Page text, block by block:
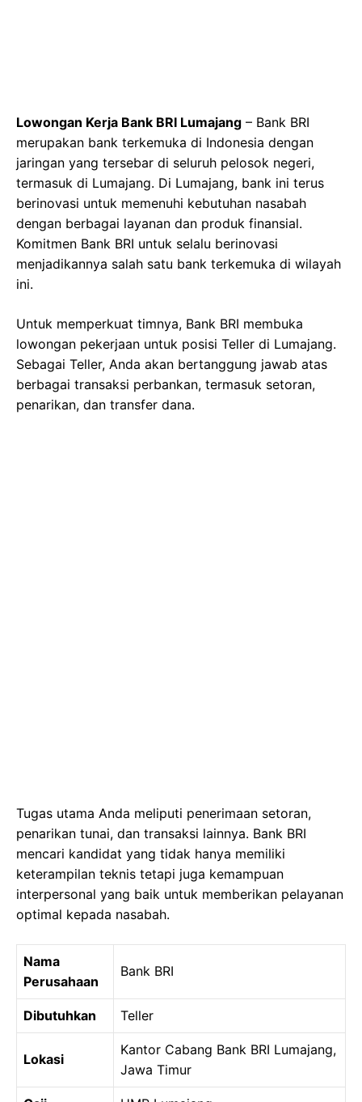
Lowongan Kerja Bank BRI Lumajang – Bank BRI
merupakan bank terkemuka di Indonesia dengan
jaringan yang tersebar di seluruh pelosok negeri,
termasuk di Lumajang. Di Lumajang, bank ini terus
berinovasi untuk memenuhi kebutuhan nasabah
dengan berbagai layanan dan produk finansial.
Komitmen Bank BRI untuk selalu berinovasi
menjadikannya salah satu bank terkemuka di wilayah
ini.
Untuk memperkuat timnya, Bank BRI membuka
lowongan pekerjaan untuk posisi Teller di Lumajang.
Sebagai Teller, Anda akan bertanggung jawab atas
berbagai transaksi perbankan, termasuk setoran,
penarikan, dan transfer dana.
Tugas utama Anda meliputi penerimaan setoran,
penarikan tunai, dan transaksi lainnya. Bank BRI
mencari kandidat yang tidak hanya memiliki
keterampilan teknis tetapi juga kemampuan
interpersonal yang baik untuk memberikan pelayanan
optimal kepada nasabah.
Nama
Perusahaan
Bank BRI
Dibutuhkan Teller
Lokasi
Kantor Cabang Bank BRI Lumajang,
Jawa Timur